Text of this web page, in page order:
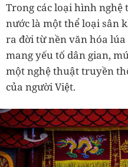
Trong các loại hình
nước là một thể loại sân
ra đời từ nền văn hóa
mang yếu tố dân gian,
một nghệ thuật truyền
của người Việt.